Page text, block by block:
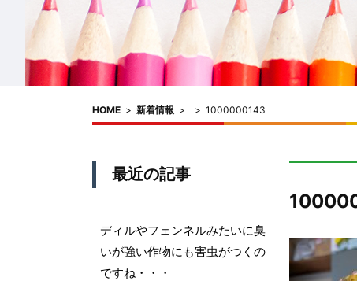
HOME > 新着情報 > > 1000000143
最近の記事
ディルやフェンネルみたいに臭
いが強い作物にも害虫がつくの
ですね・・・